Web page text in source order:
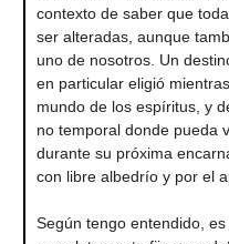
contexto de saber que
ser alteradas, aunque
uno de nosotros. Un
en particular eligió
mundo de los espíritus, y
no temporal donde pueda
durante su próxima
con libre albedrío y por el
Según tengo entendido,